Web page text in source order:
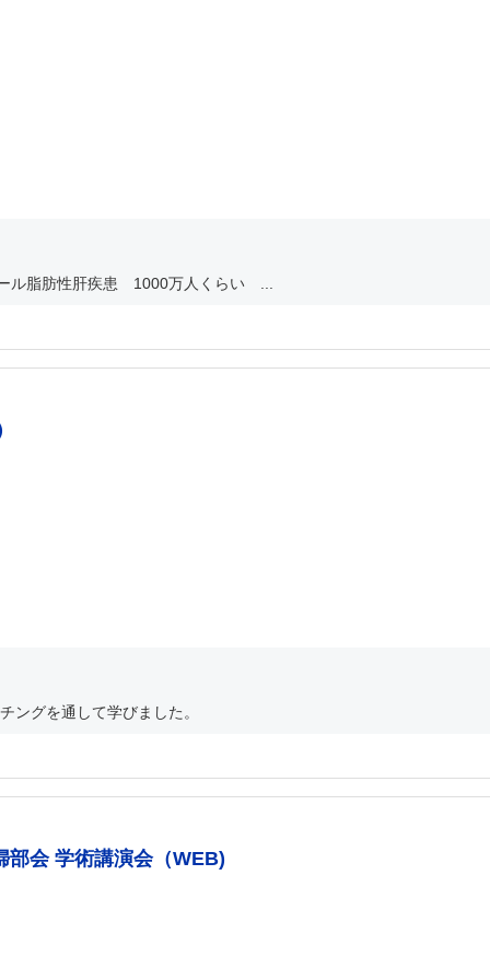
ル脂肪性肝疾患 1000万人くらい ...
ングを通して学びました。
部会 学術講演会（WEB)